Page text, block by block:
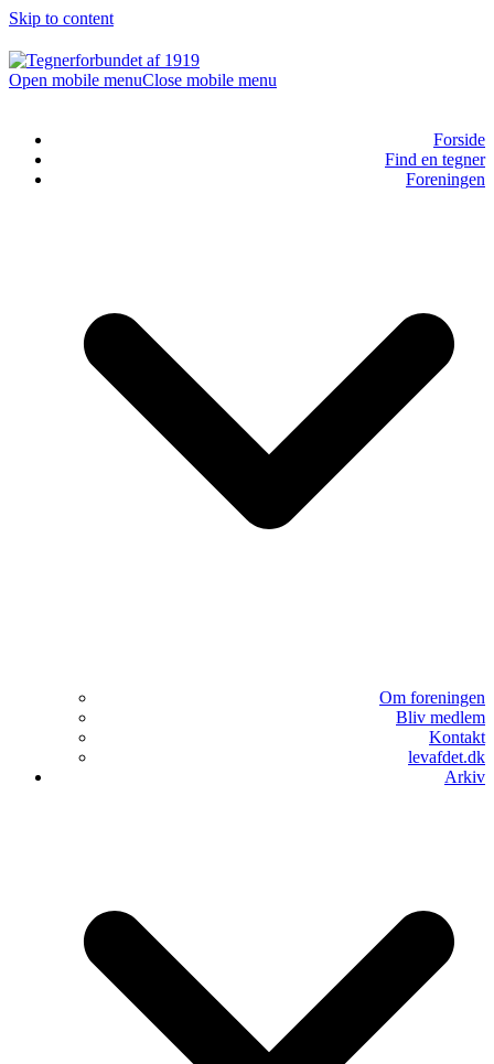
Skip to content
Open mobile menuClose mobile menu
Forside
Find en tegner
Foreningen
Om foreningen
Bliv medlem
Kontakt
levafdet.dk
Arkiv